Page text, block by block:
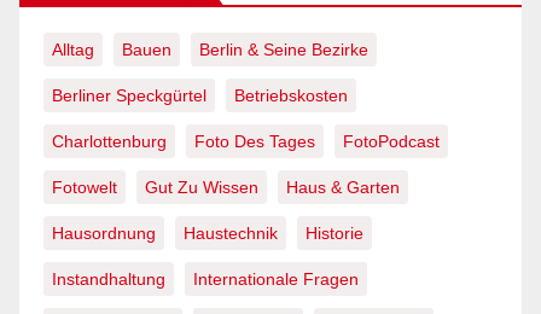
Alltag Bauen Berlin & Seine Bezirke
Berliner Speckgürtel Betriebskosten
Charlottenburg Foto Des Tages FotoPodcast
Fotowelt Gut Zu Wissen Haus & Garten
Hausordnung Haustechnik Historie
Instandhaltung Internationale Fragen